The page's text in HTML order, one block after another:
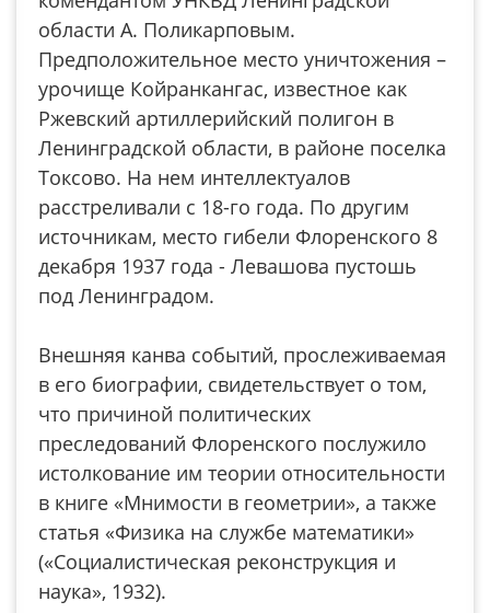
области А. Поликарповым.
Предположительное место уничтожения –
урочище Койранкангас, известное как
Ржевский артиллерийский полигон в
Ленинградской области, в районе поселка
Токсово. На нем интеллектуалов
расстреливали с 18-го года. По другим
источникам, место гибели Флоренского 8
декабря 1937 года - Левашова пустошь
под Ленинградом.
Внешняя канва событий, прослеживаемая
в его биографии, свидетельствует о том,
что причиной политических
преследований Флоренского послужило
истолкование им теории относительности
в книге «Мнимости в геометрии», а также
статья «Физика на службе математики»
(«Социалистическая реконструкция и
наука», 1932).